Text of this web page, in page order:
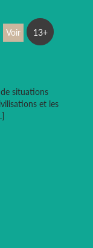
situations
et les
Voir 13+